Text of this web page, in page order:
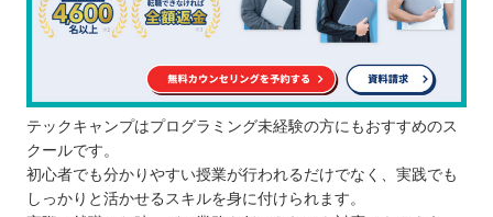
テックキャンプはプログラミング未経験の方にもおすすめのス
クールです。
初心者でも分かりやすい授業が行われるだけでなく、実践でも
しっかりと活かせるスキルを身に付けられます。